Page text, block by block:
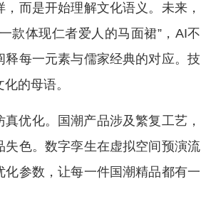
而是开始理解文化语义。未来，
款体现仁者爱人的马面裙”，AI不
释每一元素与儒家经典的对应。技
的母语。
真优化。国潮产品涉及繁复工艺，
失色。数字孪生在虚拟空间预演流
化参数，让每一件国潮精品都有一